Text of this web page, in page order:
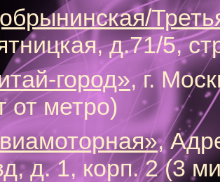
д.71/5,
город», г.
от метро)
,
д. 1, корп. 2 (3